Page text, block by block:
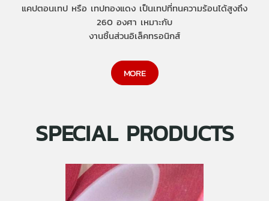
แคปตอนเทป หรือ เทปทองแดง เป็นเทปที่ทนความร้อนได้สูงถึง
260 องศา เหมาะกับ
งานชิ้นส่วนอิเล็คทรอนิกส์
MORE
SPECIAL PRODUCTS